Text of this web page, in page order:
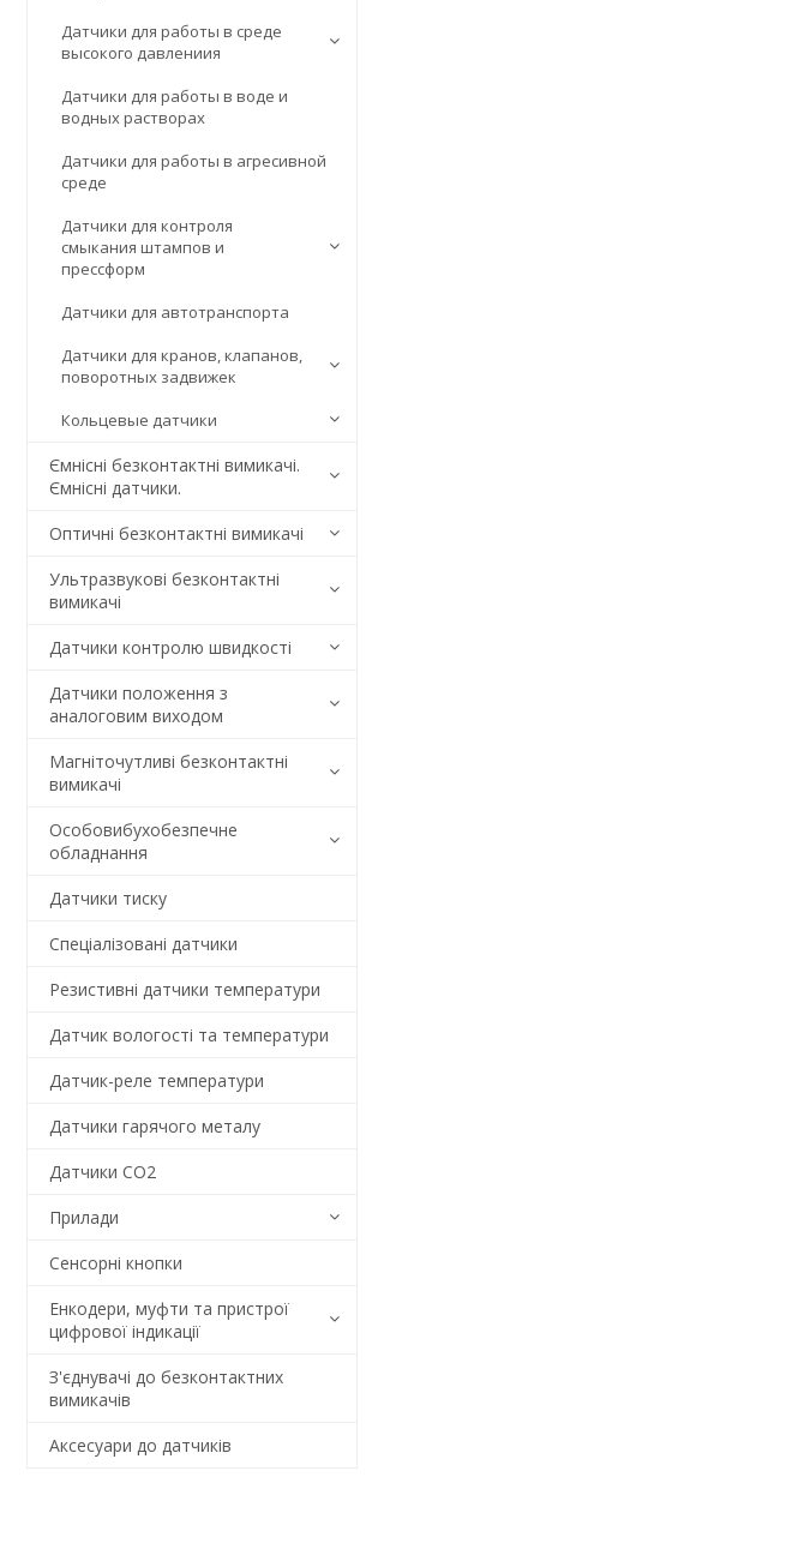
Датчики для работы в среде
высокого давлениия
Датчики для работы в воде и
водных растворах
Датчики для работы в агресивной
среде
Датчики для контроля
смыкания штампов и
прессформ
Датчики для автотранспорта
Датчики для кранов, клапанов,
поворотных задвижек
Кольцевые датчики
Ємнісні безконтактні вимикачі.
Ємнісні датчики.
Оптичні безконтактні вимикачі
Ультразвукові безконтактні
вимикачі
Датчики контролю швидкості
Датчики положення з
аналоговим виходом
Магніточутливі безконтактні
вимикачі
Особовибухобезпечне
обладнання
Датчики тиску
Спеціалізовані датчики
Резистивні датчики температури
Датчик вологості та температури
Датчик-реле температури
Датчики гарячого металу
Датчики CO2
Прилади
Сенсорні кнопки
Енкодери, муфти та пристрої
цифрової індикації
З'єднувачі до безконтактних
вимикачів
Аксесуари до датчиків